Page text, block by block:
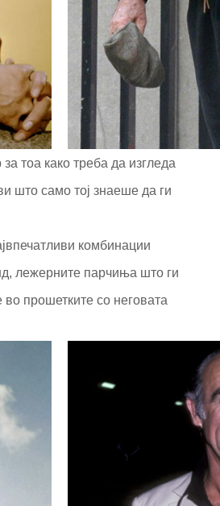
тоа како треба да изгледа
што само тој знаеше да ги
комбинации
лежерните парчиња што ги
прошетките со неговата